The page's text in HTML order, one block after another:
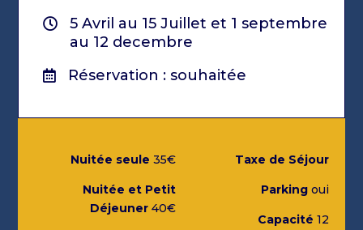
Nuitée seule 35€
Nuitée et Petit
Déjeuner40€
Taxe de Séjour
Parkingoui
Capacité 12
5 Avril au 15 Juillet et 1 septembre
au 12 decembre
Réservation : souhaitée